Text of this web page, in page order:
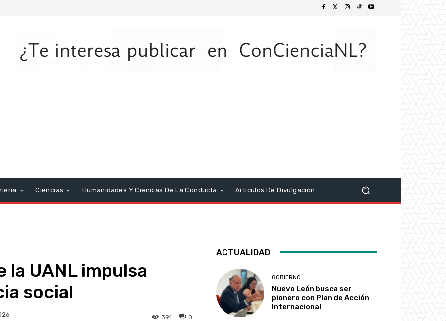
Ciencias Humanidades Y Ciencias De La Conducta Artículos De Divulgación
UANL impulsa
social
0
391
ACTUALIDAD
GOBIERNO
Nuevo León busca ser
pionero con Plan de Acción
Internacional